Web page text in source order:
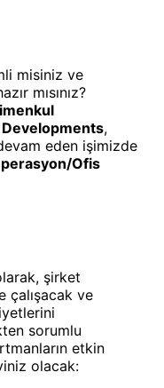
misiniz ve
mısınız?
,
eden işimizde
Ofis
şirket
çalışacak ve
sorumlu
etkin
olacak: